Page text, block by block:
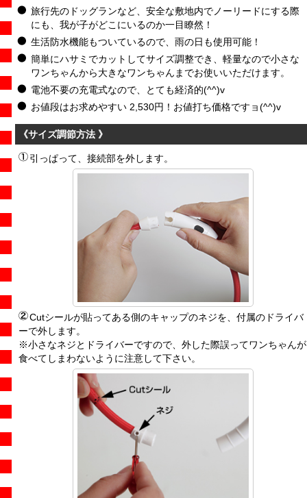
旅行先のドッグランなど、安全な敷地内でノーリードにする際
にも、我が子がどこにいるのか一目瞭然！
生活防水機能もついているので、雨の日も使用可能！
簡単にハサミでカットしてサイズ調整でき、軽量なので小さな
ワンちゃんから大きなワンちゃんまでお使いいただけます。
電池不要の充電式なので、とても経済的(^^)v
お値段はお求めやすい 2,530円！お値打ち価格ですョ(^^)v
《サイズ調節方法 》
引っぱって、接続部を外します。
Cutシールが貼ってある側のキャップのネジを、付属のドライバ
ーで外します。
※小さなネジとドライバーですので、外した際誤ってワンちゃんが
食べてしまわないように注意して下さい。